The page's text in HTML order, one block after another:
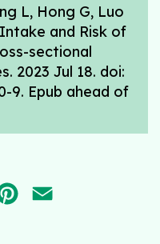
L, Hong G, Luo
and Risk of
sectional
2023 Jul 18. doi:
9. Epub ahead of
PINTEREST